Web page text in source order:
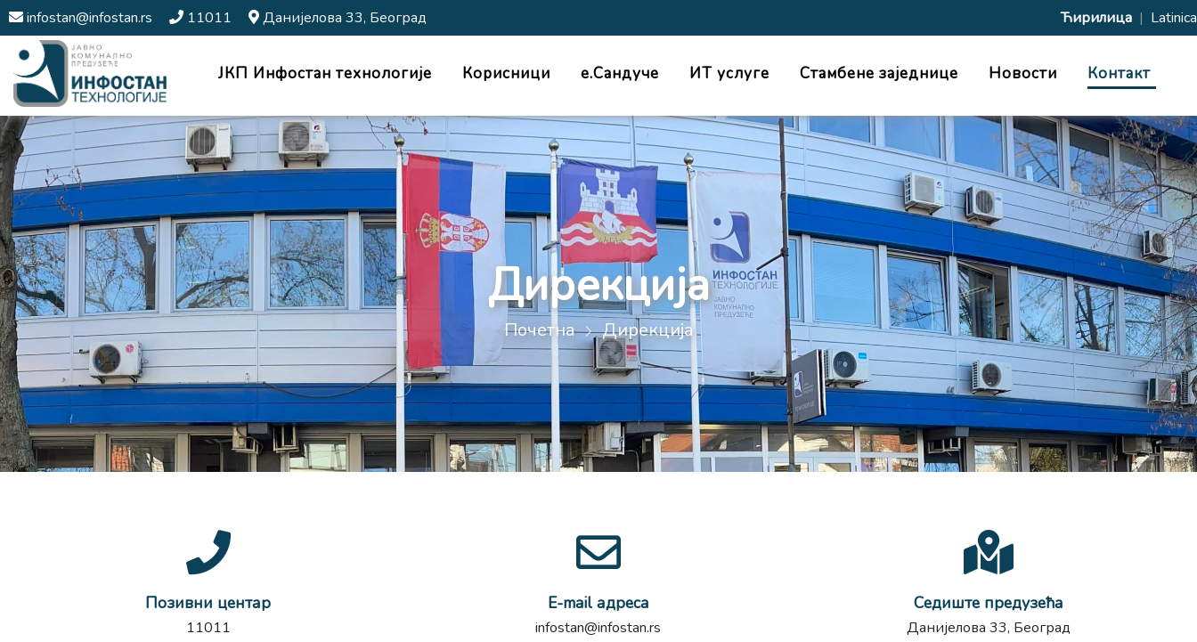
infostan@infostan.rs 11011 Данијелова 33, Београд Ћирилица | Latinica
ЈКП Инфостан технологије Корисници е.Сандуче ИТ услуге Стамбене заједнице Новости Контакт
Дирекција
Почетна Дирекција
Позивни центар
11011
E-mail адреса
infostan@infostan.rs
Седиште предузећа
Данијелова 33, Београд